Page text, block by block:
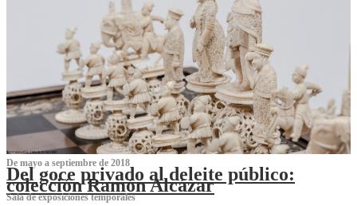
De mayo a septiembre de 2018
Del goce privado al deleite público:
colección Ramón Alcázar
Sala de exposiciones temporales